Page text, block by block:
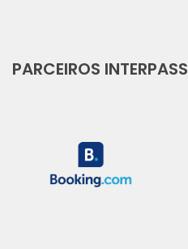
PARCEIROS INTERPASS